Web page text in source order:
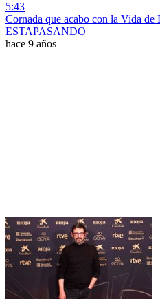
5:43
Cornada que acabo con la Vida de
ESTAPASANDO
hace 9 años